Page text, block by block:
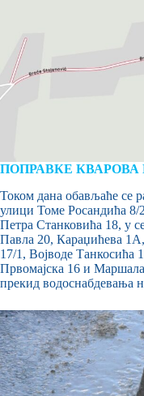
ПОПРАВКЕ
Током дана обављаће се
улици Томе Росандића 8/
Петра Станковића 18, у
Павла 20, Караџићева
17/1, Војводе Танкосића
Првомајска 16 и
прекид водоснабдевања